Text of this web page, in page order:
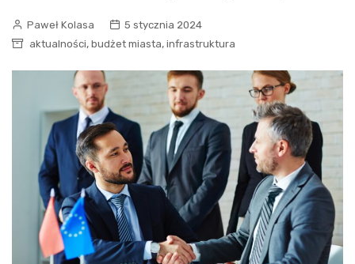
Paweł Kolasa
5 stycznia 2024
aktualności, budżet miasta, infrastruktura